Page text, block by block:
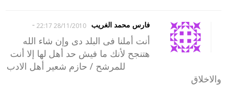
فارس محمد الغريب 28/11/2010 22:17
-
أنت أملنا فى البلد دى وإن شاء الله
هتنجح لأنك ما فيش حد أهل لها إلا أنت
للمرشح / حازم شعير أهل الادب
والاخلاق